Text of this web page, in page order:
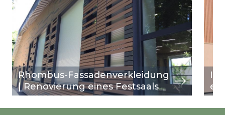
Rhombus-Fassadenverkleidung
| Renovierung eines Festsaals